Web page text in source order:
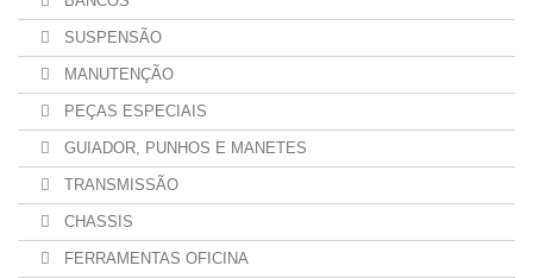
SUSPENSÃO
MANUTENÇÃO
PEÇAS ESPECIAIS
GUIADOR, PUNHOS E MANETES
TRANSMISSÃO
CHASSIS
FERRAMENTAS OFICINA